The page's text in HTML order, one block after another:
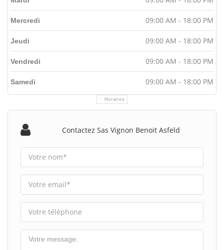
Horaires
Mercredi 09:00 AM - 18:00 PM
Jeudi 09:00 AM - 18:00 PM
Vendredi 09:00 AM - 18:00 PM
Samedi 09:00 AM - 18:00 PM
Contactez Sas Vignon Benoit Asfeld